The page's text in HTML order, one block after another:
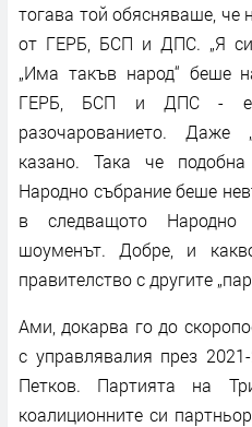
тогава той обясняваше, че
от ГЕРБ, БСП и ДПС. „Я си
„Има такъв народ“ беше
ГЕРБ, БСП и ДПС -
разочарованието. Даже
казано. Така че
Народно събрание беше
в следващото Народно
шоуменът. Добре, и
правителство с другите
Ами, докарва го до
с управлявалия през
Петков. Партията на
коалиционните си